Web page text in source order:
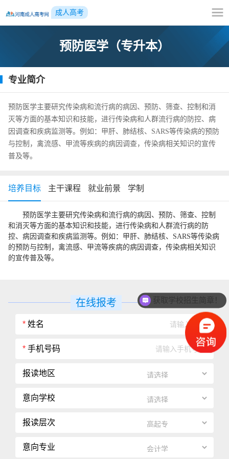
成人高考
预防医学（专升本）
专业简介
预防医学主要研究传染病和流行病的病因、预防、筛查、控制和消
灭等方面的基本知识和技能，进行传染病和人群流行病的防控、病
因调查和疾病监测等。例如：甲肝、肺结核、SARS等传染病的预防
与控制，禽流感、甲流等疾病的病因调查，传染病相关知识的宣传
普及等。
培养目标 主干课程 就业前景 学制
预防医学主要研究传染病和流行病的病因、预防、筛查、控制
和消灭等方面的基本知识和技能，进行传染病和人群流行病的防
控、病因调查和疾病监测等。例如：甲肝、肺结核、SARS等传染病
的预防与控制，禽流感、甲流等疾病的病因调查，传染病相关知识
的宣传普及等。
在线报考
* 姓名
* 手机号码
报读地区
意向学校
报读层次
意向专业
获取学校招生简章！